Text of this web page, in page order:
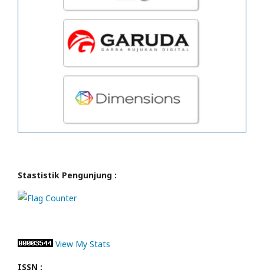
Stastistik Pengunjung :
View My Stats
ISSN :